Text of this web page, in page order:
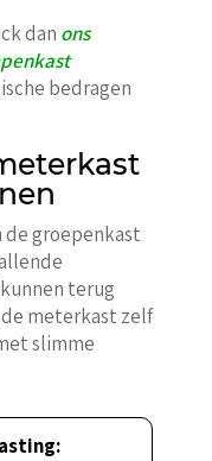
dan ons
bedragen
groepenkast
terug
meterkast zelf
slimme